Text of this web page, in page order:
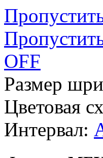
OFF
Размер
Цветовая
Интервал: